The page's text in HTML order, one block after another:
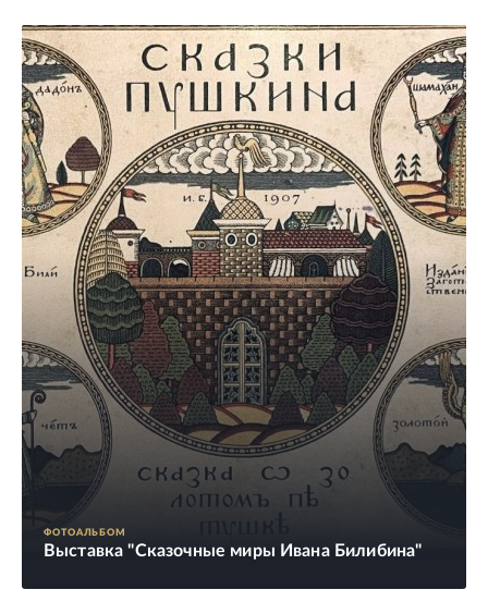
ФОТОАЛЬБОМ
Выставка "Сказочные миры Ивана Билибина"